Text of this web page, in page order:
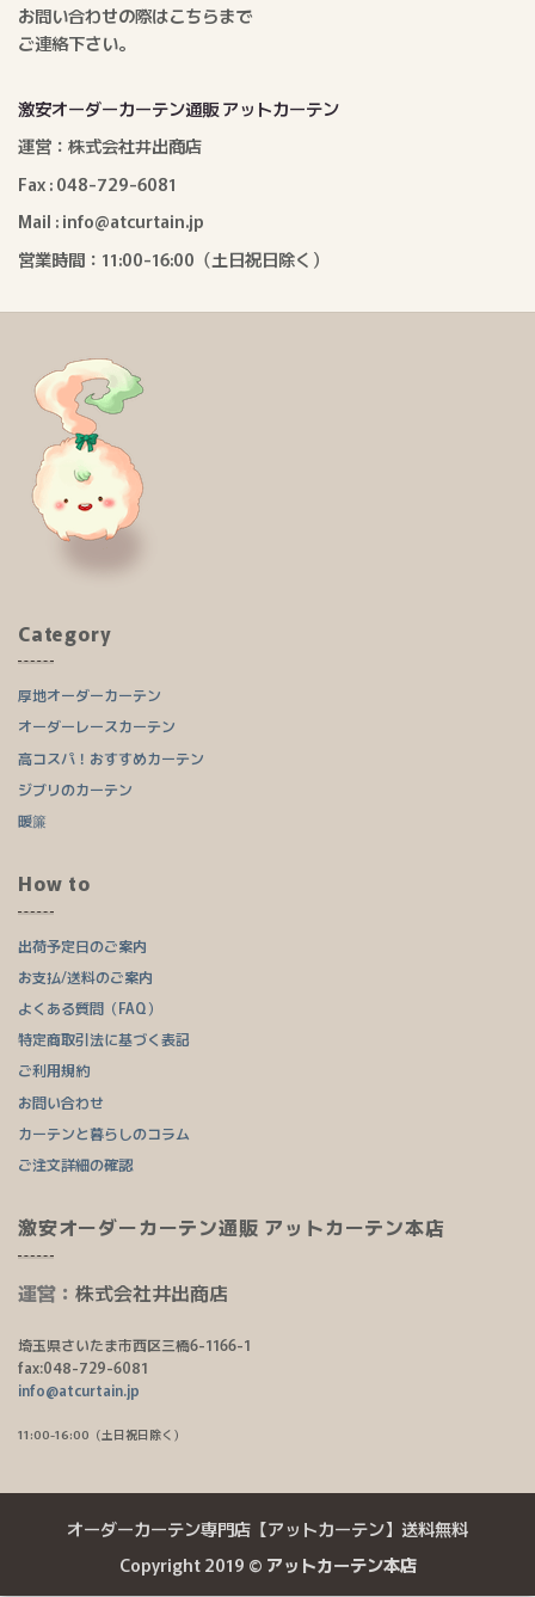
お問い合わせの際はこちらまで
ご連絡下さい。
激安オーダーカーテン通販 アットカーテン
運営：株式会社井出商店
Fax : 048-729-6081
Mail : info@atcurtain.jp
営業時間：11:00-16:00（土日祝日除く）
Category
厚地オーダーカーテン
オーダーレースカーテン
高コスパ！おすすめカーテン
ジブリのカーテン
暖簾
How to
出荷予定日のご案内
お支払/送料のご案内
よくある質問（FAQ）
特定商取引法に基づく表記
ご利用規約
お問い合わせ
カーテンと暮らしのコラム
ご注文詳細の確認
激安オーダーカーテン通販 アットカーテン本店
運営： 株式会社井出商店
埼玉県さいたま市西区三橋6-1166-1
fax:048-729-6081
info@atcurtain.jp
11:00-16:00（土日祝日除く）
オーダーカーテン専門店【アットカーテン】送料無料
Copyright 2019 © アットカーテン本店